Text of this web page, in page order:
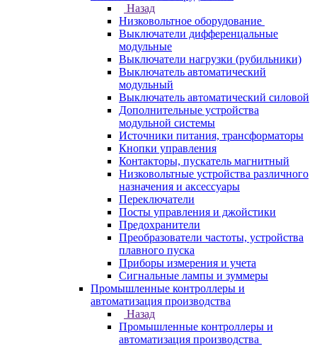
Назад
Низковольтное оборудование
Выключатели дифференцальные
модульные
Выключатели нагрузки (рубильники)
Выключатель автоматический
модульный
Выключатель автоматический силовой
Дополнительные устройства
модульной системы
Источники питания, трансформаторы
Кнопки управления
Контакторы, пускатель магнитный
Низковольтные устройства различного
назначения и аксессуары
Переключатели
Посты управления и джойстики
Предохранители
Преобразователи частоты, устройства
плавного пуска
Приборы измерения и учета
Сигнальные лампы и зуммеры
Промышленные контроллеры и
автоматизация производства
Назад
Промышленные контроллеры и
автоматизация производства